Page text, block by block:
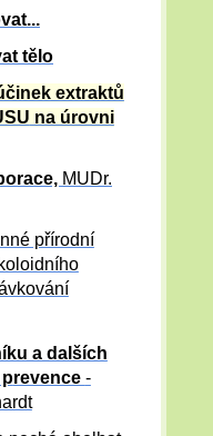
tělo
extraktů
na úrovni
MUDr.
přírodní
a dalších
revence -